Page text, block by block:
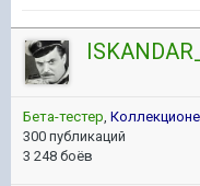
Бета-тестер,
300 публикаций
3 248 боёв